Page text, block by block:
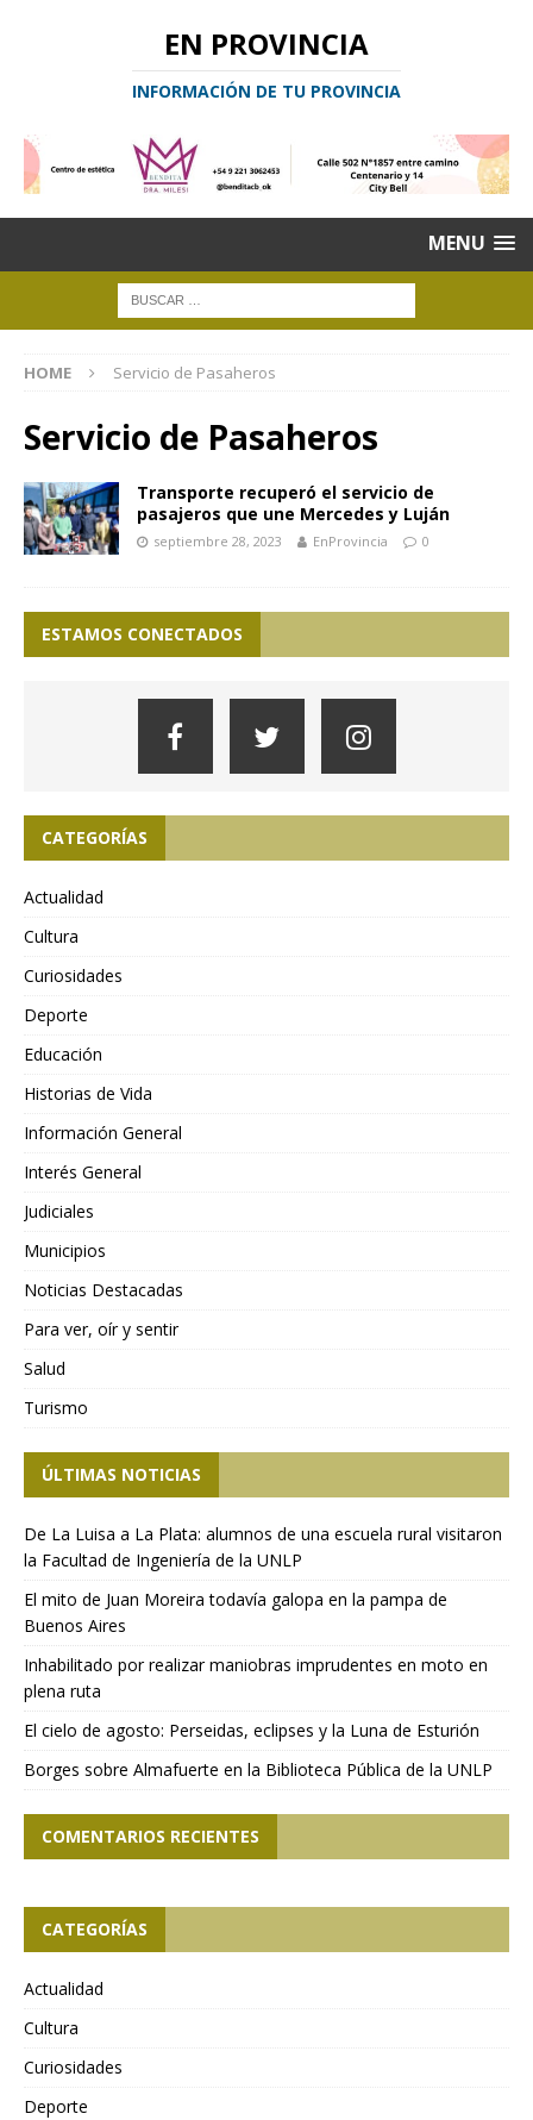
EN PROVINCIA
INFORMACIÓN DE TU PROVINCIA
MENU
HOME Servicio de Pasaheros
Servicio de Pasaheros
Transporte recuperó el servicio de
pasajeros que une Mercedes y Luján
septiembre 28, 2023 EnProvincia 0
ESTAMOS CONECTADOS
CATEGORÍAS
Actualidad
Cultura
Curiosidades
Deporte
Educación
Historias de Vida
Información General
Interés General
Judiciales
Municipios
Noticias Destacadas
Para ver, oír y sentir
Salud
Turismo
ÚLTIMAS NOTICIAS
De La Luisa a La Plata: alumnos de una escuela rural visitaron
la Facultad de Ingeniería de la UNLP
El mito de Juan Moreira todavía galopa en la pampa de
Buenos Aires
Inhabilitado por realizar maniobras imprudentes en moto en
plena ruta
El cielo de agosto: Perseidas, eclipses y la Luna de Esturión
Borges sobre Almafuerte en la Biblioteca Pública de la UNLP
COMENTARIOS RECIENTES
CATEGORÍAS
Actualidad
Cultura
Curiosidades
Deporte